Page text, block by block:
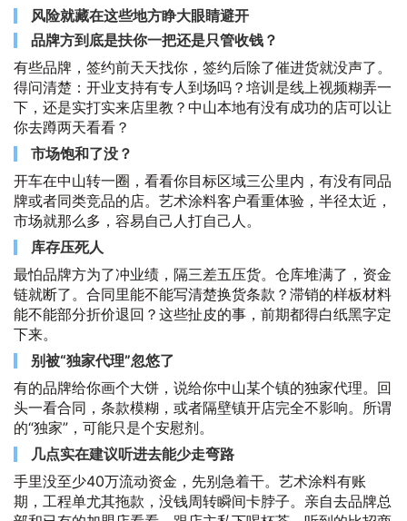
风险就藏在这些地方睁大眼睛避开
品牌方到底是扶你一把还是只管收钱？
有些品牌，签约前天天找你，签约后除了催进货就没声了。
得问清楚：开业支持有专人到场吗？培训是线上视频糊弄一
下，还是实打实来店里教？中山本地有没有成功的店可以让
你去蹲两天看看？
市场饱和了没？
开车在中山转一圈，看看你目标区域三公里内，有没有同品
牌或者同类竞品的店。艺术涂料客户看重体验，半径太近，
市场就那么多，容易自己人打自己人。
库存压死人
最怕品牌方为了冲业绩，隔三差五压货。仓库堆满了，资金
链就断了。合同里能不能写清楚换货条款？滞销的样板材料
能不能部分折价退回？这些扯皮的事，前期都得白纸黑字定
下来。
别被“独家代理”忽悠了
有的品牌给你画个大饼，说给你中山某个镇的独家代理。回
头一看合同，条款模糊，或者隔壁镇开店完全不影响。所谓
的“独家”，可能只是个安慰剂。
几点实在建议听进去能少走弯路
手里没至少40万流动资金，先别急着干。艺术涂料有账
期，工程单尤其拖款，没钱周转瞬间卡脖子。亲自去品牌总